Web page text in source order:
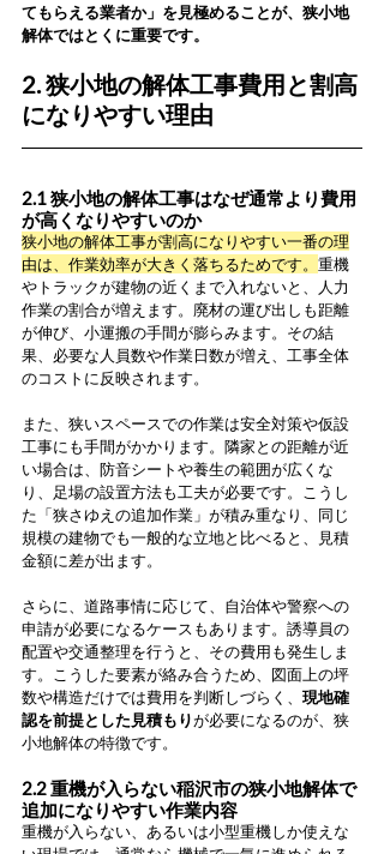
てもらえる業者か」を見極めることが、狭小地
解体ではとくに重要です。
2. 狭小地の解体工事費用と割高
になりやすい理由
2.1 狭小地の解体工事はなぜ通常より費用
が高くなりやすいのか
狭小地の解体工事が割高になりやすい一番の理
由は、作業効率が大きく落ちるためです。 重機
やトラックが建物の近くまで入れないと、人力
作業の割合が増えます。廃材の運び出しも距離
が伸び、小運搬の手間が膨らみます。その結
果、必要な人員数や作業日数が増え、工事全体
のコストに反映されます。
また、狭いスペースでの作業は安全対策や仮設
工事にも手間がかかります。隣家との距離が近
い場合は、防音シートや養生の範囲が広くな
り、足場の設置方法も工夫が必要です。こうし
た「狭さゆえの追加作業」が積み重なり、同じ
規模の建物でも一般的な立地と比べると、見積
金額に差が出ます。
さらに、道路事情に応じて、自治体や警察への
申請が必要になるケースもあります。誘導員の
配置や交通整理を行うと、その費用も発生しま
す。こうした要素が絡み合うため、図面上の坪
数や構造だけでは費用を判断しづらく、 現地確
認を前提とした見積もりが必要になるのが、狭
小地解体の特徴です。
2.2 重機が入らない稲沢市の狭小地解体で
追加になりやすい作業内容
重機が入らない、あるいは小型重機しか使えな